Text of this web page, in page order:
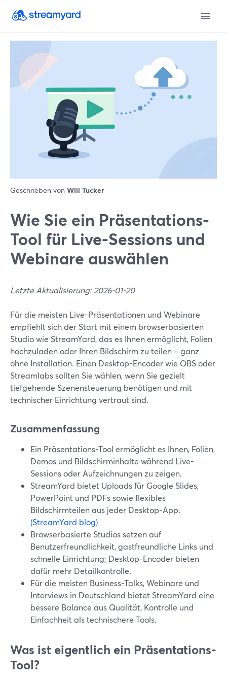
Geschrieben von Will Tucker
Wie Sie ein Präsentations-
Tool für Live-Sessions und
Webinare auswählen
Letzte Aktualisierung: 2026-01-20
Für die meisten Live-Präsentationen und Webinare
empfiehlt sich der Start mit einem browserbasierten
Studio wie StreamYard, das es Ihnen ermöglicht, Folien
hochzuladen oder Ihren Bildschirm zu teilen – ganz
ohne Installation. Einen Desktop-Encoder wie OBS oder
Streamlabs sollten Sie wählen, wenn Sie gezielt
tiefgehende Szenensteuerung benötigen und mit
technischer Einrichtung vertraut sind.
Zusammenfassung
Ein Präsentations-Tool ermöglicht es Ihnen, Folien,
Demos und Bildschirminhalte während Live-
Sessions oder Aufzeichnungen zu zeigen.
StreamYard bietet Uploads für Google Slides,
PowerPoint und PDFs sowie flexibles
Bildschirmteilen aus jeder Desktop-App.
(StreamYard blog)
Browserbasierte Studios setzen auf
Benutzerfreundlichkeit, gastfreundliche Links und
schnelle Einrichtung; Desktop-Encoder bieten
dafür mehr Detailkontrolle.
Für die meisten Business-Talks, Webinare und
Interviews in Deutschland bietet StreamYard eine
bessere Balance aus Qualität, Kontrolle und
Einfachheit als technischere Tools.
Was ist eigentlich ein Präsentations-
Tool?